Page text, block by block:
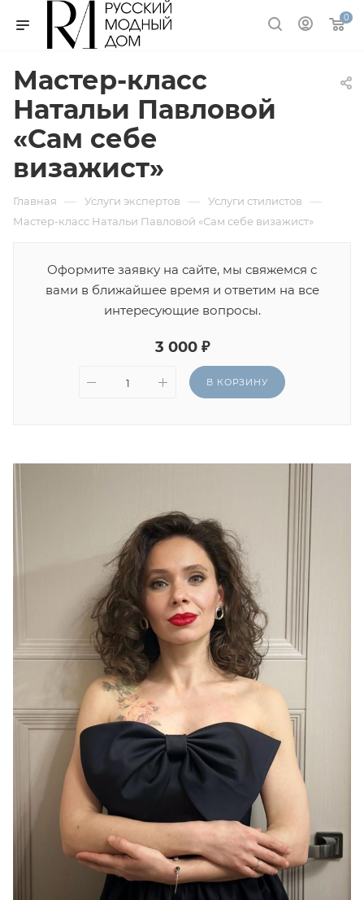
0
Мастер-класс
Натальи Павловой
«Сам себе
визажист»
Главная — Услуги экспертов — Услуги стилистов —
Мастер-класс Натальи Павловой «Сам себе визажист»
Оформите заявку на сайте, мы свяжемся с
вами в ближайшее время и ответим на все
интересующие вопросы.
3 000 ₽
В КОРЗИНУ